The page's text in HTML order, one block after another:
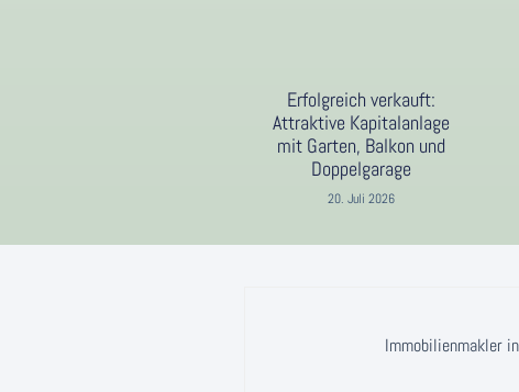
Erfolgreich verkauft:
Attraktive Kapitalanlage
mit Garten, Balkon und
Doppelgarage
20. Juli 2026
Immobilienmakler